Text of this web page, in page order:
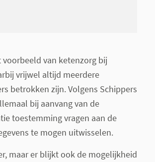
voorbeeld van ketenzorg bij
vrijwel altijd meerdere
betrokken zijn. Volgens Schippers
bij aanvang van de
toestemming vragen aan de
te mogen uitwisselen.
maar er blijkt ook de mogelijkheid